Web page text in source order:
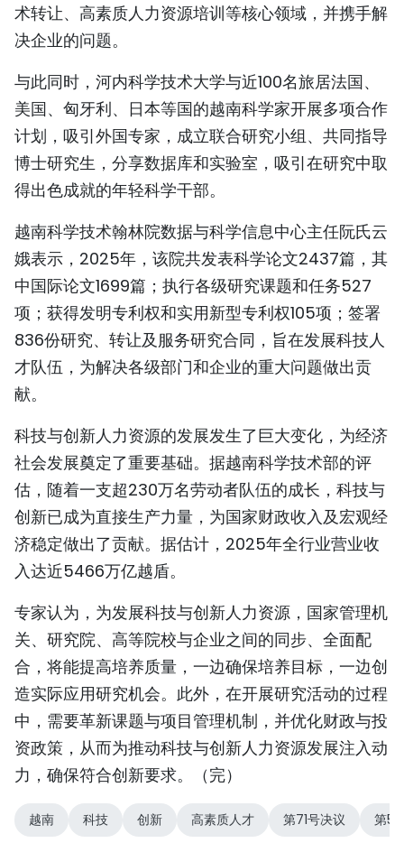
术转让、高素质人力资源培训等核心领域，并携手解
决企业的问题。
与此同时，河内科学技术大学与近100名旅居法国、
美国、匈牙利、日本等国的越南科学家开展多项合作
计划，吸引外国专家，成立联合研究小组、共同指导
博士研究生，分享数据库和实验室，吸引在研究中取
得出色成就的年轻科学干部。
越南科学技术翰林院数据与科学信息中心主任阮氏云
娥表示，2025年，该院共发表科学论文2437篇，其
中国际论文1699篇；执行各级研究课题和任务527
项；获得发明专利权和实用新型专利权105项；签署
836份研究、转让及服务研究合同，旨在发展科技人
才队伍，为解决各级部门和企业的重大问题做出贡
献。
科技与创新人力资源的发展发生了巨大变化，为经济
社会发展奠定了重要基础。据越南科学技术部的评
估，随着一支超230万名劳动者队伍的成长，科技与
创新已成为直接生产力量，为国家财政收入及宏观经
济稳定做出了贡献。据估计，2025年全行业营业收
入达近5466万亿越盾。
专家认为，为发展科技与创新人力资源，国家管理机
关、研究院、高等院校与企业之间的同步、全面配
合，将能提高培养质量，一边确保培养目标，一边创
造实际应用研究机会。此外，在开展研究活动的过程
中，需要革新课题与项目管理机制，并优化财政与投
资政策，从而为推动科技与创新人力资源发展注入动
力，确保符合创新要求。（完）
越南 科技 创新 高素质人才 第71号决议 第